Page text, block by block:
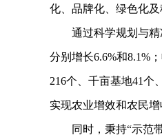
化、品牌化、绿色化及
通过科学规划与精准
分别增长6.6%和8.1%
216个、千亩基地41个
实现农业增效和农民增
同时，秉持“示范带